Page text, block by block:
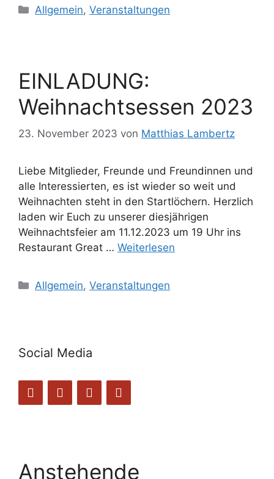
Kategorien
Allgemein,Veranstaltungen
EINLADUNG:
Weihnachtsessen 2023
23. November 2023 von Matthias Lambertz
Liebe Mitglieder, Freunde und Freundinnen und
alle Interessierten, es ist wieder so weit und
Weihnachten steht in den Startlöchern. Herzlich
laden wir Euch zu unserer diesjährigen
Weihnachtsfeier am 11.12.2023 um 19 Uhr ins
Restaurant Great … Weiterlesen
Kategorien
Allgemein,Veranstaltungen
Social Media
Anstehende